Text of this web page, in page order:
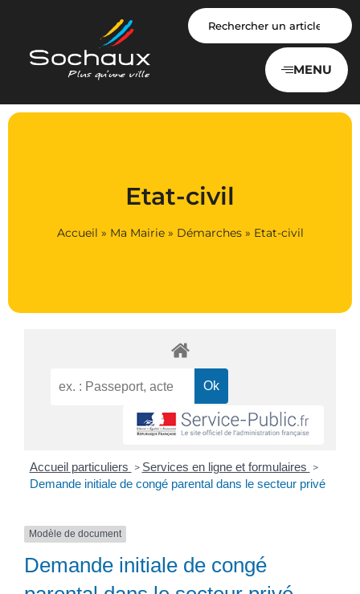
MENU
Etat-civil
Accueil » Ma Mairie» Démarches» Etat-civil
Accueil particuliers > Services en ligne et formulaires >
Demande initiale de congé parental dans le secteur privé
Modèle de document
Demande initiale de congé
Panneau de gestion des cookies